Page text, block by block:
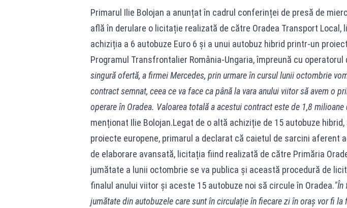
Primarul Ilie Bolojan a anunțat în cadrul conferinței de presă de
află în derulare o licitație realizată de către Oradea Transport Local,
achiziția a 6 autobuze Euro 6 și a unui autobuz hibrid printr-un
Programul Transfrontalier România-Ungaria, împreună cu operatorul
singură ofertă, a firmei Mercedes, prin urmare în cursul lunii octombrie
contract semnat, ceea ce va face ca până la vara anului viitor să avem o
operare în Oradea. Valoarea totală a acestui contract este de 1,8 milioane
menționat Ilie Bolojan.Legat de o altă achiziție de 15 autobuze
proiecte europene, primarul a declarat că caietul de sarcini aferent
de elaborare avansată, licitația fiind realizată de către Primăria
jumătate a lunii octombrie se va publica și această procedură de
finalul anului viitor și aceste 15 autobuze noi să circule în Oradea."În
jumătate din autobuzele care sunt în circulație în fiecare zi în oraș vor fi la